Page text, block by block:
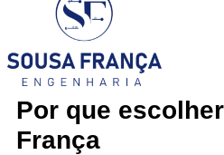
Por que
França